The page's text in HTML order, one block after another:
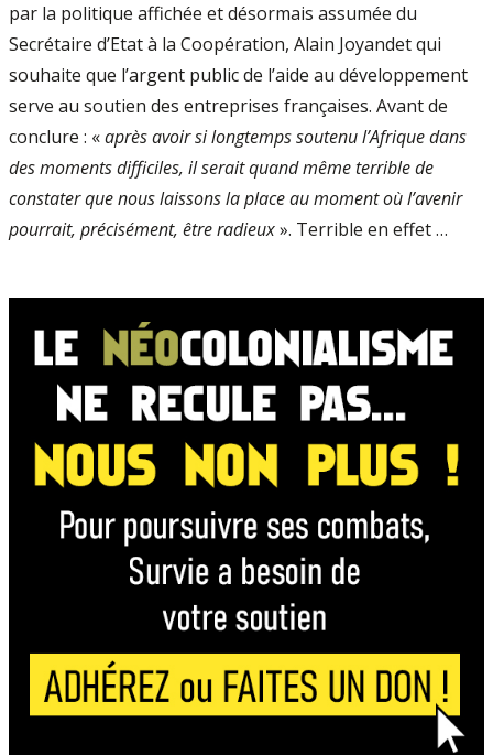
par la politique affichée et désormais assumée du
Secrétaire d’Etat à la Coopération, Alain Joyandet qui
souhaite que l’argent public de l’aide au développement
serve au soutien des entreprises françaises. Avant de
conclure : «après avoir si longtemps soutenu l’Afrique dans
des moments difficiles, il serait quand même terrible de
constater que nous laissons la place au moment où l’avenir
pourrait, précisément, être radieux». Terrible en effet …